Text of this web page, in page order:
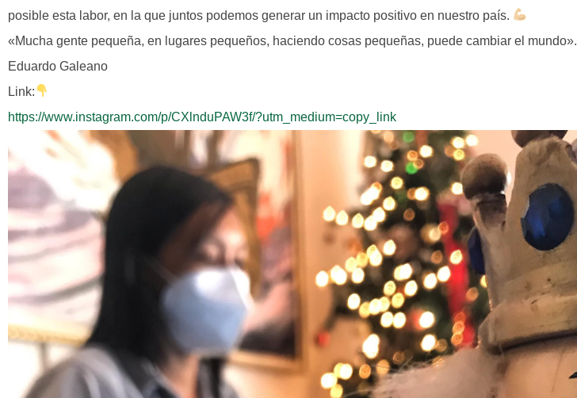
posible esta labor, en la que juntos podemos generar un impacto positivo en nuestro país.
«Mucha gente pequeña, en lugares pequeños, haciendo cosas pequeñas, puede cambiar el mundo».
Eduardo Galeano
Link:
https://www.instagram.com/p/CXlnduPAW3f/?utm_medium=copy_link